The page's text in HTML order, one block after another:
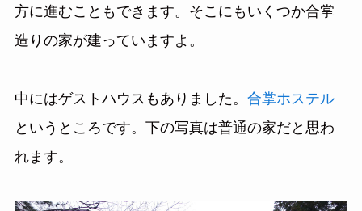
方に進むこともできます。そこにもいくつか合掌
造りの家が建っていますよ。
中にはゲストハウスもありました。 合掌ホステル
というところです。下の写真は普通の家だと思わ
れます。